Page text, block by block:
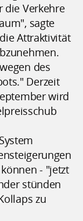
die Verkehre
sagte
Attraktivität
des
Derzeit
wird
- "jetzt
stünden
zu